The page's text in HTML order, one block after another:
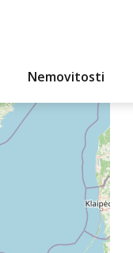
Nemovitosti